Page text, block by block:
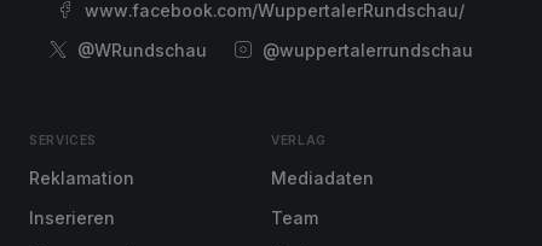
www.facebook.com/WuppertalerRundschau/
@WRundschau
@wuppertalerrundschau
SERVICES
Reklamation
Inserieren
VERLAG
Mediadaten
Team